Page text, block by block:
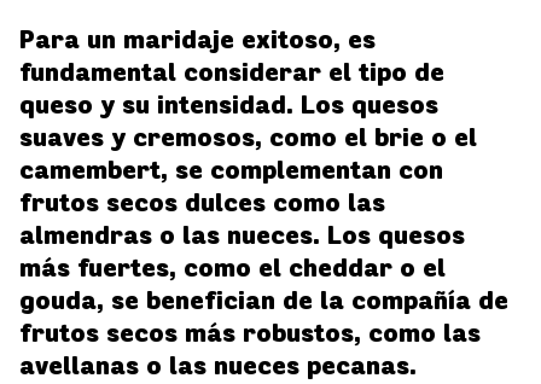
Para un maridaje exitoso, es
fundamental considerar el tipo de
queso y su intensidad. Los quesos
suaves y cremosos, como el brie o el
camembert, se complementan con
frutos secos dulces como las
almendras o las nueces. Los quesos
más fuertes, como el cheddar o el
gouda, se benefician de la compañía de
frutos secos más robustos, como las
avellanas o las nueces pecanas.